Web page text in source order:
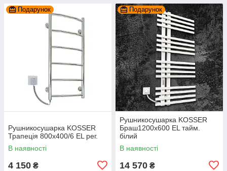
Подарунок
Рушникосушарка KOSSER
Трапеція 800х400/6 EL рег.
В наявності
4 150 ₴
Подарунок
Рушникосушарка KOSSER
Браш1200х600 EL тайм.
білий
В наявності
14 570 ₴